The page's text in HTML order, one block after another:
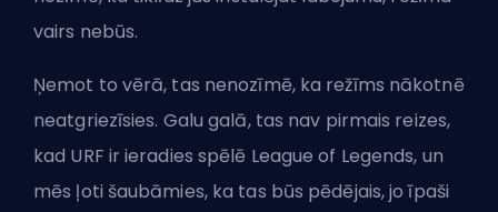
vairs nebūs.
Ņemot to vērā, tas nenozīmē, ka režīms nākotnē
neatgriezīsies. Galu galā, tas nav pirmais reizes,
kad URF ir ieradies spēlē League of Legends, un
mēs ļoti šaubāmies, ka tas būs pēdējais, jo īpaši